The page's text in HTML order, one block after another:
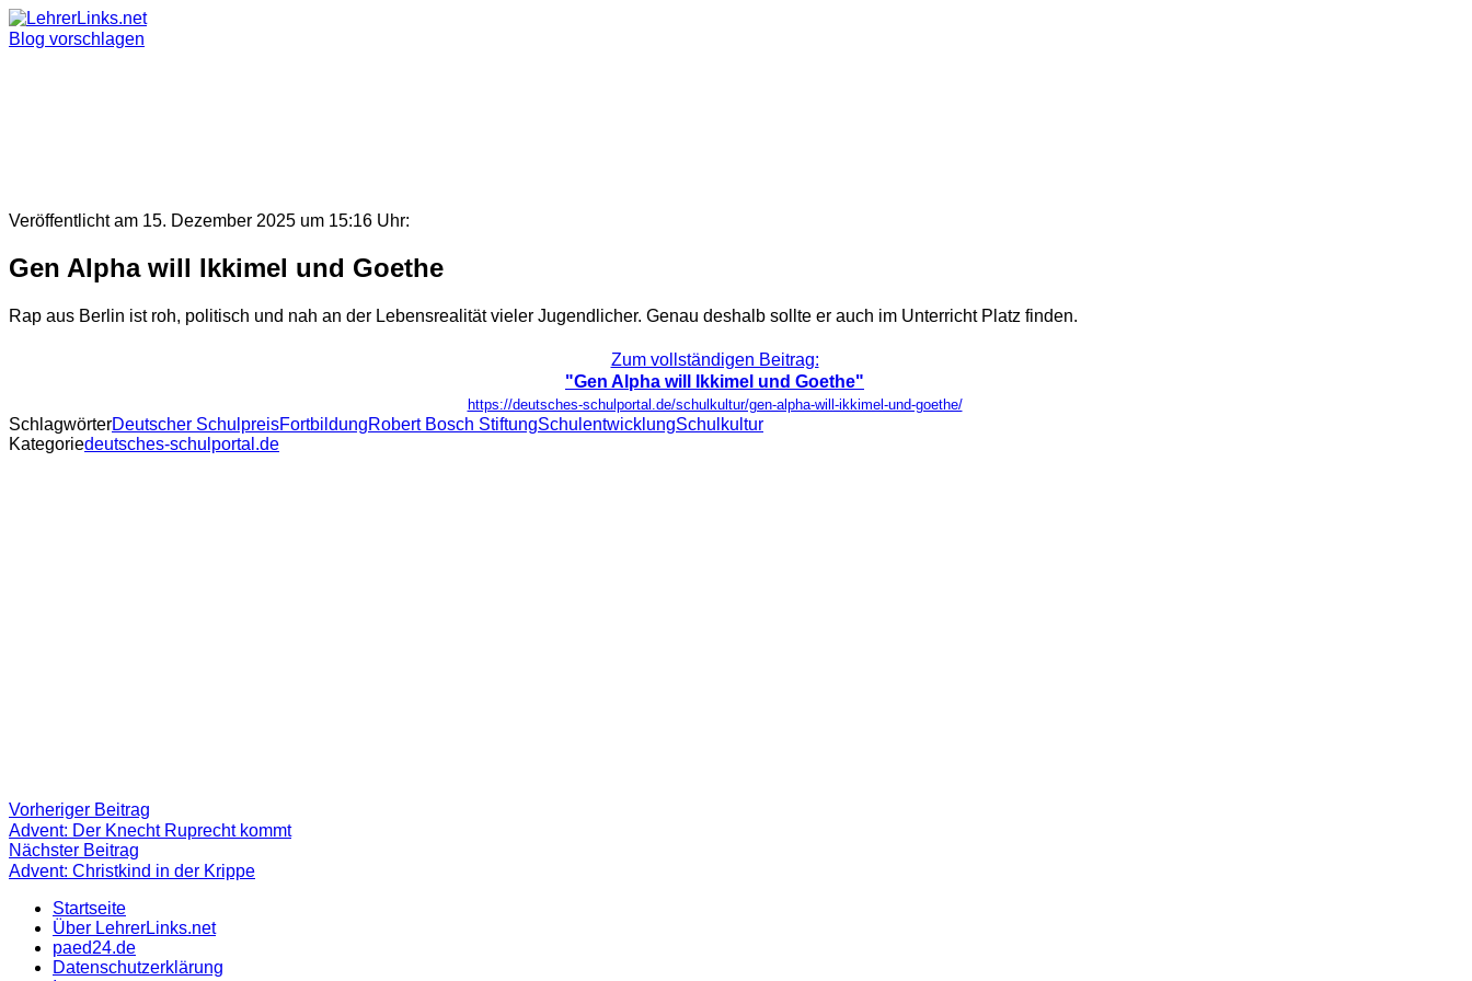
Skip
to
Blog vorschlagen
Veröffentlicht am 15. Dezember 2025 um 15:16 Uhr:
Gen Alpha will Ikkimel und Goethe
Rap aus Berlin ist roh, politisch und nah an der Lebensrealität vieler Jugendlicher. Genau deshalb sollte er auch im Unterricht Platz finden.
Zum vollständigen Beitrag:
"Gen Alpha will Ikkimel und Goethe"
https://deutsches-schulportal.de/schulkultur/gen-alpha-will-ikkimel-und-goethe/
SchlagwörterDeutscher SchulpreisFortbildungRobert Bosch StiftungSchulentwicklungSchulkultur
Kategoriedeutsches-schulportal.de
Beitragsnavigation
Vorheriger Beitrag
Beitrag:
Advent: Der Knecht Ruprecht kommt
Nächster Beitrag
Beitrag
Advent: Christkind in der Krippe
Startseite
Über LehrerLinks.net
paed24.de
Datenschutzerklärung